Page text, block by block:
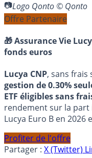
Logo Qonto © Qonto
Offre Partenaire
🎁 Assurance Vie
fonds euros
Lucya CNP, sans frais
gestion de 0.30%
ETF éligibles sans
rendement sur la part
Lucya Euro B en 2026
Profiter de l'offre
Partager : X (Twitter)